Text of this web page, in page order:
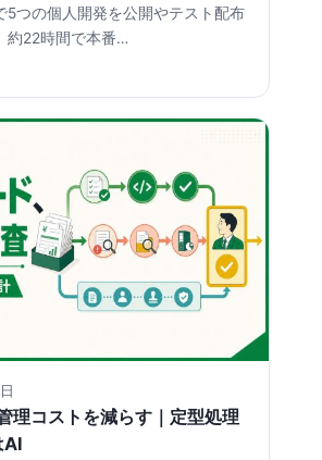
5つの個人開発を公開やテスト配布
約22時間で本番…
理コストを減らす｜定型処理
AI